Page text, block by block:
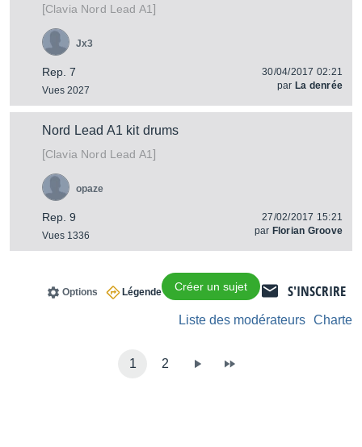
[Clavia Nord Lead A1]
Rep. 7
Vues 2027
Jx3
30/04/2017 02:21
par La denrée
Nord Lead A1 kit drums
[Clavia Nord Lead A1]
Rep. 9
Vues 1336
opaze
27/02/2017 15:21
par Florian Groove
S'INSCRIRE
Créer un sujet
Légende
Options
Charte
Liste des modérateurs
1 2